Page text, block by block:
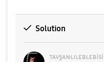
Solution
ᴛᴀᴠşᴀɴʟɪʟᴇʙʟᴇʙisi